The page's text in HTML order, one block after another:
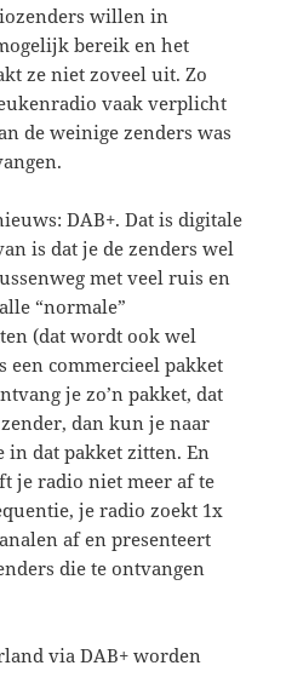
willen in
bereik en het
ze niet zoveel uit. Zo
vaak verplicht
de weinige zenders was
DAB+. Dat is digitale
is dat je de zenders wel
met veel ruis en
“normale”
(dat wordt ook wel
een commercieel pakket
je zo’n pakket, dat
dan kun je naar
dat pakket zitten. En
je radio niet meer af te
je radio zoekt 1x
af en presenteert
die te ontvangen
via DAB+ worden